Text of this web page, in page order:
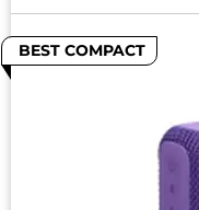
BEST COMPACT